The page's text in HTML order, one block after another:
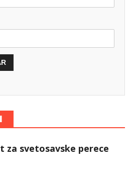
za svetosavske perece